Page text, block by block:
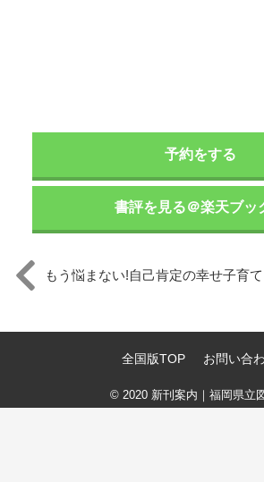
予約をする
書評を見る＠楽天ブッ
もう悩まない!自己肯定の幸せ子育
全国版TOP お問い合
© 2020 新刊案内｜福岡県立